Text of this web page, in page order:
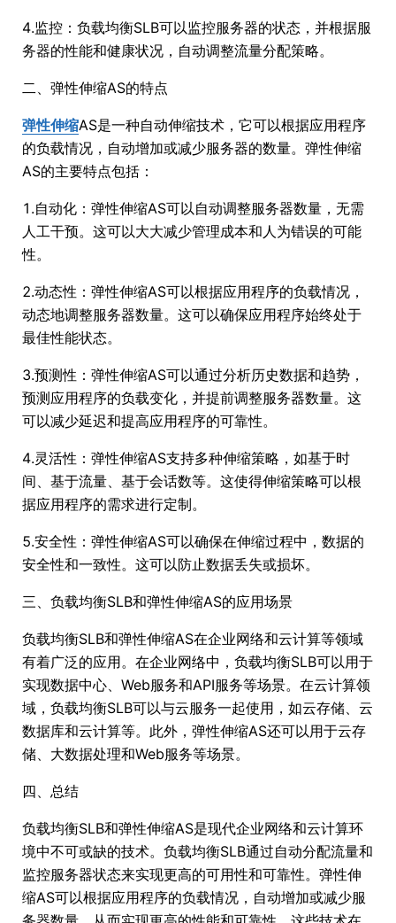
4.监控：负载均衡SLB可以监控服务器的状态，并根据服
务器的性能和健康状况，自动调整流量分配策略。
二、弹性伸缩AS的特点
弹性伸缩AS是一种自动伸缩技术，它可以根据应用程序
的负载情况，自动增加或减少服务器的数量。弹性伸缩
AS的主要特点包括：
1.自动化：弹性伸缩AS可以自动调整服务器数量，无需
人工干预。这可以大大减少管理成本和人为错误的可能
性。
2.动态性：弹性伸缩AS可以根据应用程序的负载情况，
动态地调整服务器数量。这可以确保应用程序始终处于
最佳性能状态。
3.预测性：弹性伸缩AS可以通过分析历史数据和趋势，
预测应用程序的负载变化，并提前调整服务器数量。这
可以减少延迟和提高应用程序的可靠性。
4.灵活性：弹性伸缩AS支持多种伸缩策略，如基于时
间、基于流量、基于会话数等。这使得伸缩策略可以根
据应用程序的需求进行定制。
5.安全性：弹性伸缩AS可以确保在伸缩过程中，数据的
安全性和一致性。这可以防止数据丢失或损坏。
三、负载均衡SLB和弹性伸缩AS的应用场景
负载均衡SLB和弹性伸缩AS在企业网络和云计算等领域
有着广泛的应用。在企业网络中，负载均衡SLB可以用于
实现数据中心、Web服务和API服务等场景。在云计算领
域，负载均衡SLB可以与云服务一起使用，如云存储、云
数据库和云计算等。此外，弹性伸缩AS还可以用于云存
储、大数据处理和Web服务等场景。
四、总结
负载均衡SLB和弹性伸缩AS是现代企业网络和云计算环
境中不可或缺的技术。负载均衡SLB通过自动分配流量和
监控服务器状态来实现更高的可用性和可靠性。弹性伸
缩AS可以根据应用程序的负载情况，自动增加或减少服